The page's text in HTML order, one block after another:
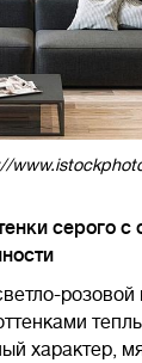
серого с
розовой
характер,